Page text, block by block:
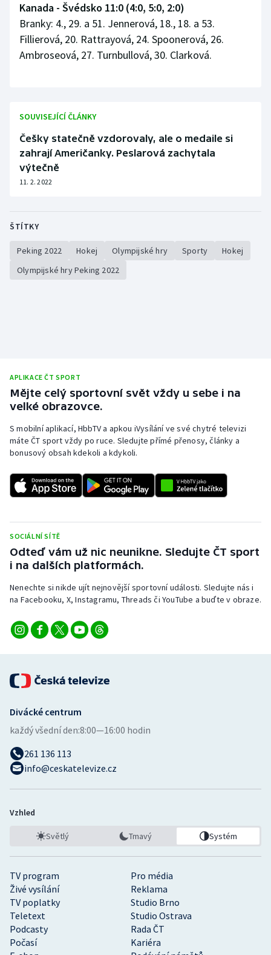
Krasobruslení
Lezení
Olympijské hry
Parasport
Plážový volejbal
Ragby
Sportovní střelba
Triatlon
Veslování
Volejbal
Ostatní
Kanada - Švédsko 11:0 (4:0, 5:0, 2:0)
Branky: 4., 29. a 51. Jennerová, 18., 18. a 53.
Fillierová, 20. Rattrayová, 24. Spoonerová, 26.
Ambroseová, 27. Turnbullová, 30. Clarková.
SOUVISEJÍCÍ ČLÁNKY
Češky statečně vzdorovaly, ale o medaile si
zahrají Američanky. Peslarová zachytala
výtečně
11. 2. 2022
ŠTÍTKY
Peking 2022 Hokej Olympijské hry Sporty
Hokej
Olympijské hry Peking 2022
APLIKACE ČT SPORT
Mějte celý sportovní svět vždy u sebe i na
velké obrazovce.
S mobilní aplikací, HbbTV a apkou iVysílání ve své chytré televizi
máte ČT sport vždy po ruce. Sledujte přímé přenosy, články a
bonusový obsah kdekoli a kdykoli.
SOCIÁLNÍ SÍTĚ
Odteď vám už nic neunikne. Sledujte ČT sport
i na dalších platformách.
Nenechte si nikde ujít nejnovější sportovní události. Sledujte nás i
na Facebooku, X, Instagramu, Threads či YouTube a buďte v obraze.
TV program
Pro média
Živé vysílání
Reklama
TV poplatky
Studio Brno
Teletext
Studio Ostrava
Podcasty
Rada ČT
Počasí
Kariéra
Divácké centrum
každý všední den:8:00—16:00 hodin
261 136 113
info@ceskatelevize.cz
Vzhled
Světlý Tmavý Systém